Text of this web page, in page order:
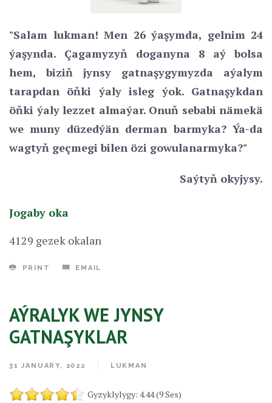
"Salam lukman! Men 26 ýaşymda, gelnim 24
ýaşynda. Çagamyzyň doganyna 8 aý bolsa
hem, biziň jynsy gatnaşygymyzda aýalym
tarapdan öňki ýaly isleg ýok. Gatnaşykdan
öňki ýaly lezzet almaýar. Onuň sebabi nämekä
we muny düzedýän derman barmyka? Ýa-da
wagtyň geçmegi bilen özi gowulanarmyka?"
Saýtyň okyjysy.
Jogaby oka
4129 gezek okalan
PRINT EMAIL
AÝRALYK WE JYNSY
GATNAŞYKLAR
31 JANUARY, 2022 LUKMAN
Gyzyklylygy: 4.44 (9 Ses)